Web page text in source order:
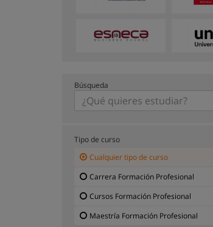
Búsqueda
Tipo de curso
Cualquier tipo de curso
Carrera Formación Profesional
Cursos Formación Profesional
Maestría Formación Profesional